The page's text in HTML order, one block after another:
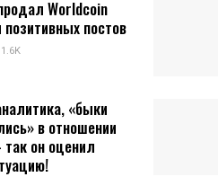
Worldcoin
позитивных постов
1.6K
«быки
в отношении
он оценил